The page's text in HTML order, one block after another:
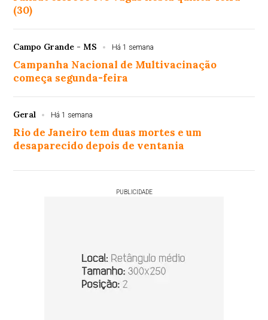
(30)
Campo Grande - MS Há 1 semana
Campanha Nacional de Multivacinação
começa segunda-feira
Geral Há 1 semana
Rio de Janeiro tem duas mortes e um
desaparecido depois de ventania
PUBLICIDADE